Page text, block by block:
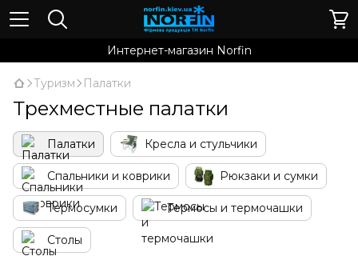
Интернет-магазин Norfin
Туризм Палатки
Трехместные палатки
Палатки Кресла и стульчики
Спальники и коврики Рюкзаки и сумки
Термосумки Термосы и термочашки
Столы